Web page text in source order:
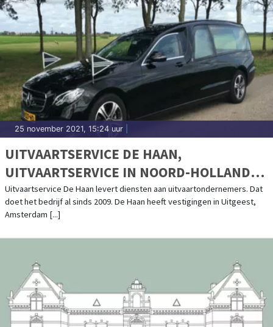
25 november 2021, 15:24 uur
UITVAARTSERVICE DE HAAN,
UITVAARTSERVICE IN NOORD-HOLLAND
EN DAARBUITEN
Uitvaartservice De Haan levert diensten aan uitvaartondernemers. Dat
doet het bedrijf al sinds 2009. De Haan heeft vestigingen in Uitgeest,
Amsterdam [...]